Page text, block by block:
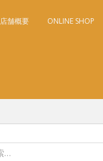
店舗概要 ONLINE SHOP